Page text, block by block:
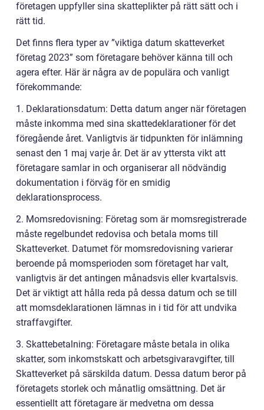
företagen uppfyller sina skatteplikter på rätt sätt och i
rätt tid.
Det finns flera typer av ”viktiga datum skatteverket
företag 2023” som företagare behöver känna till och
agera efter. Här är några av de populära och vanligt
förekommande:
1. Deklarationsdatum: Detta datum anger när företagen
måste inkomma med sina skattedeklarationer för det
föregående året. Vanligtvis är tidpunkten för inlämning
senast den 1 maj varje år. Det är av yttersta vikt att
företagare samlar in och organiserar all nödvändig
dokumentation i förväg för en smidig
deklarationsprocess.
2. Momsredovisning: Företag som är momsregistrerade
måste regelbundet redovisa och betala moms till
Skatteverket. Datumet för momsredovisning varierar
beroende på momsperioden som företaget har valt,
vanligtvis är det antingen månadsvis eller kvartalsvis.
Det är viktigt att hålla reda på dessa datum och se till
att momsdeklarationen lämnas in i tid för att undvika
straffavgifter.
3. Skattebetalning: Företagare måste betala in olika
skatter, som inkomstskatt och arbetsgivaravgifter, till
Skatteverket på särskilda datum. Dessa datum beror på
företagets storlek och månatlig omsättning. Det är
essentiellt att företagare är medvetna om dessa